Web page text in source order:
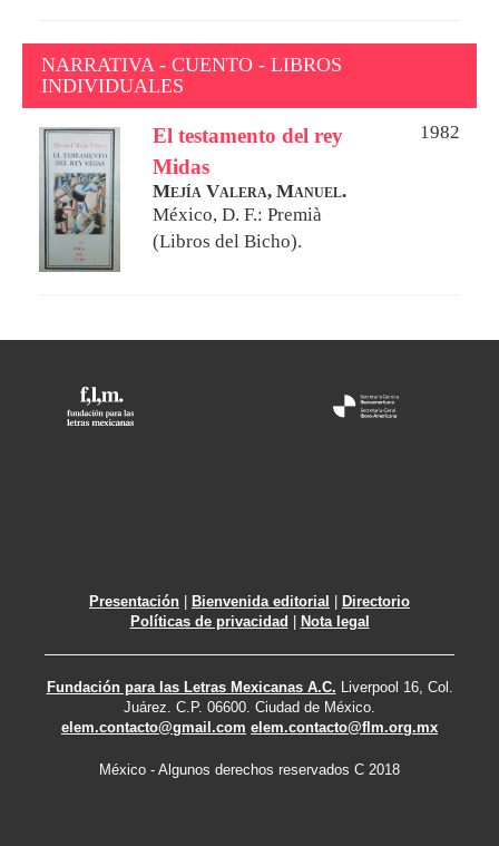
NARRATIVA - CUENTO - LIBROS
INDIVIDUALES
El testamento del rey
Midas
1982
Mejía Valera, Manuel.
México, D. F.: Premià
(Libros del Bicho).
Presentación Bienvenida editorial
Directorio
Políticas de privacidad
Nota legal
Fundación para las Letras Mexicanas A.C. Liverpool 16, Col.
Juárez. C.P. 06600. Ciudad de México.
elem.contacto@gmail.com elem.contacto@flm.org.mx
México - Algunos derechos reservados C 2018